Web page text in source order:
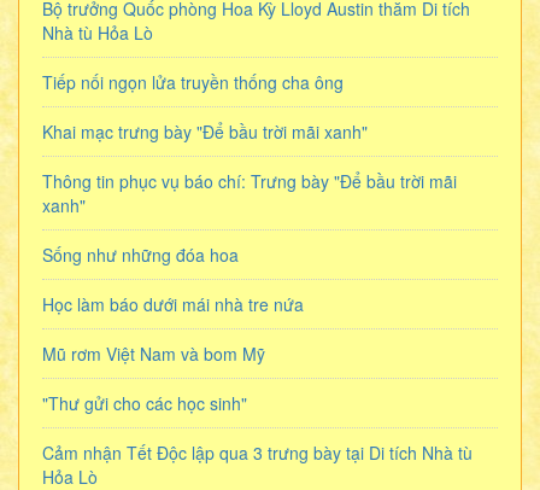
Bộ trưởng Quốc phòng Hoa Kỳ Lloyd Austin thăm Di tích
Nhà tù Hỏa Lò
Tiếp nối ngọn lửa truyền thống cha ông
Khai mạc trưng bày "Để bầu trời mãi xanh"
Thông tin phục vụ báo chí: Trưng bày "Để bầu trời mãi
xanh"
Sống như những đóa hoa
Học làm báo dưới mái nhà tre nứa
Mũ rơm Việt Nam và bom Mỹ
"Thư gửi cho các học sinh"
Cảm nhận Tết Độc lập qua 3 trưng bày tại Di tích Nhà tù
Hỏa Lò